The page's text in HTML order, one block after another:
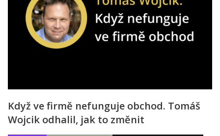
Obchodní podmínky
Hledaná fráze Hledat
Když ve firmě nefunguje obchod. Tomáš
Wojcik odhalil, jak to změnit